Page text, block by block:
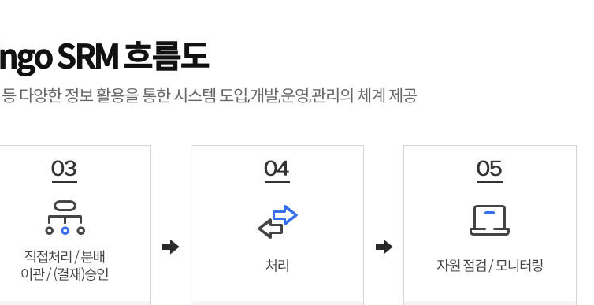
SRM 흐름도
다양한 정보 활용을 통한 시스템 도입,개발,운영,관리의 체계 제공